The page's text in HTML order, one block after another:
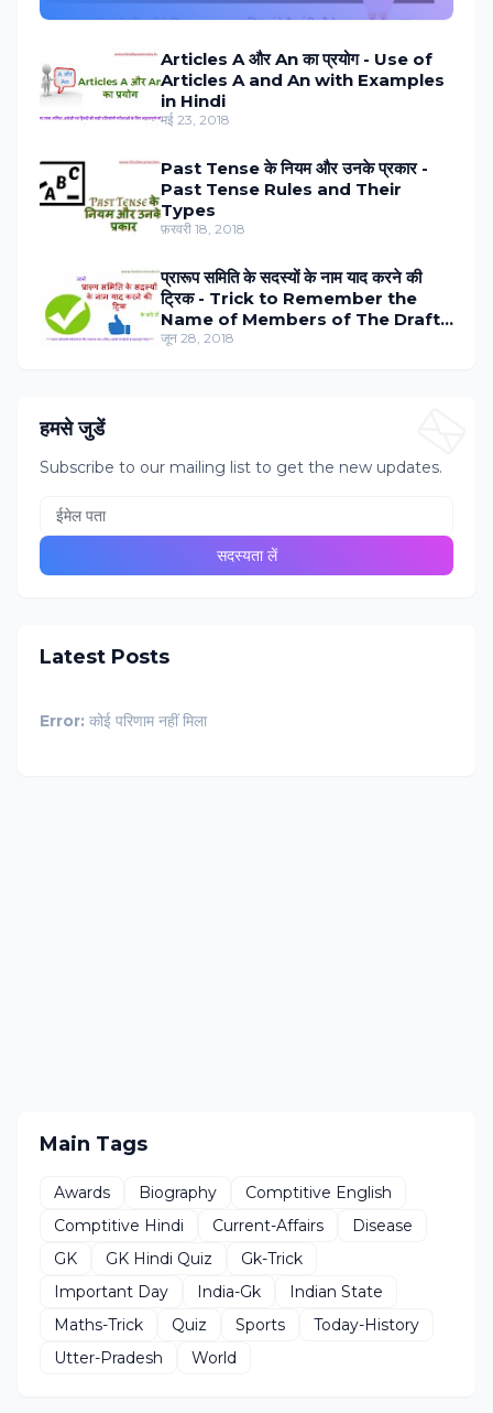
Articles A और An का प्रयोग - Use of
Articles A and An with Examples
in Hindi
मई 23, 2018
Past Tense के नियम और उनके प्रकार -
Past Tense Rules and Their
Types
फ़रवरी 18, 2018
प्रारूप समिति के सदस्‍यों के नाम याद करने की
ट्रिक - Trick to Remember the
Name of Members of The Draft
Committee in Hindi
जून 28, 2018
हमसे जुडें
Subscribe to our mailing list to get the new updates.
Latest Posts
Error: कोई परिणाम नहीं मिला
Main Tags
Awards Biography
Comptitive English
Comptitive Hindi
Current-Affairs
Disease
GK
GK Hindi Quiz
Gk-Trick
Important Day
India-Gk
Indian State
Maths-Trick
Quiz Sports
Today-History
Utter-Pradesh
World